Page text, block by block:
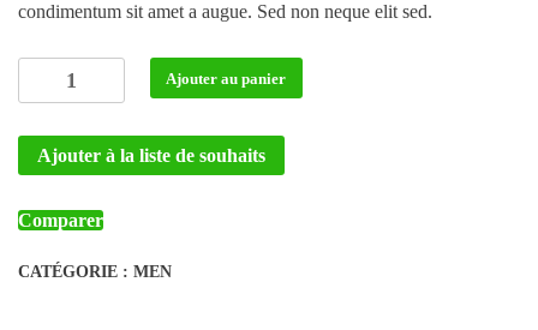
condimentum sit amet a augue. Sed non neque elit sed.
quantité
de
Hoodie
Ajouter au panier
Ajouter à la liste de souhaits
Comparer
CATÉGORIE : MEN